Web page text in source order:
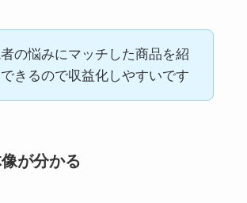
の悩みにマッチした商品を紹
きるので収益化しやすいです
が分かる